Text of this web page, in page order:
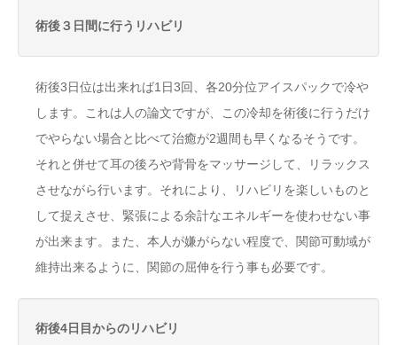
術後３日間に行うリハビリ
術後3日位は出来れば1日3回、各20分位アイスパックで冷や
します。これは人の論文ですが、この冷却を術後に行うだけ
でやらない場合と比べて治癒が2週間も早くなるそうです。
それと併せて耳の後ろや背骨をマッサージして、リラックス
させながら行います。それにより、リハビリを楽しいものと
して捉えさせ、緊張による余計なエネルギーを使わせない事
が出来ます。また、本人が嫌がらない程度で、関節可動域が
維持出来るように、関節の屈伸を行う事も必要です。
術後4日目からのリハビリ